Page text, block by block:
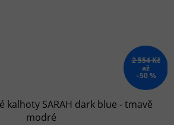
2 554 Kč
až
–50 %
kalhoty SARAH dark blue - tmavě
modré